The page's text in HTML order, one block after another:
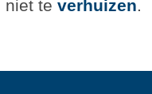
niet te verhuizen.